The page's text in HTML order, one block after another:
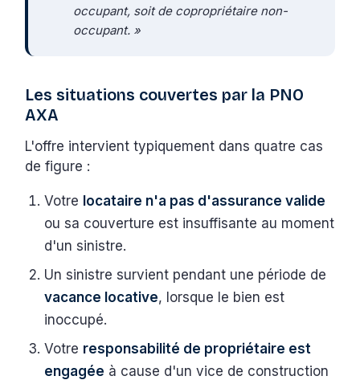
occupant, soit de copropriétaire non-
occupant. »
Les situations couvertes par la PNO
AXA
L'offre intervient typiquement dans quatre cas
de figure :
Votre locataire n'a pas d'assurance valide
ou sa couverture est insuffisante au moment
d'un sinistre.
Un sinistre survient pendant une période de
vacance locative, lorsque le bien est
inoccupé.
Votre responsabilité de propriétaire est
engagée à cause d'un vice de construction